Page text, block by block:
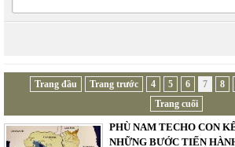
Trang đầu Trang trước 4 5 6 7 8
Trang cuối
PHÙ NAM TECHO CON
NHỮNG BƯỚC TIẾN